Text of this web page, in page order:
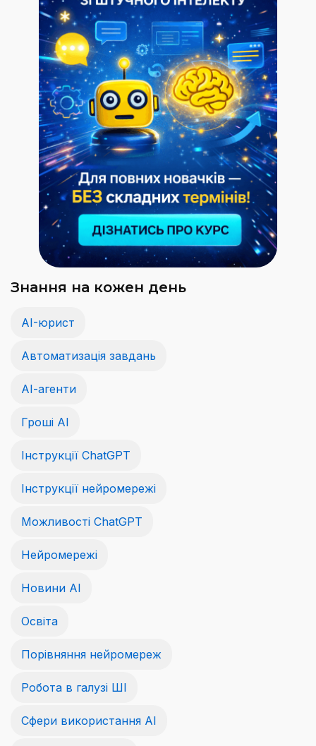
Знання на кожен день
AI-юрист
Автоматизація завдань
АІ-агенти
Гроші АІ
Інструкції ChatGPT
Інструкції нейромережі
Можливості ChatGPT
Нейромережі
Новини AI
Освіта
Порівняння нейромереж
Робота в галузі ШІ
Сфери використання AI